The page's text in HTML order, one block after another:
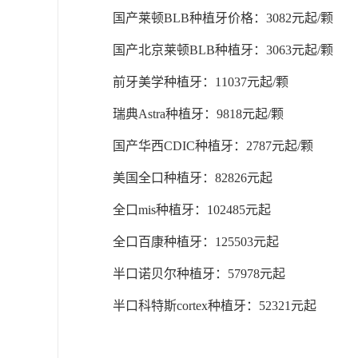
国产莱顿BLB种植牙价格：3082元起/颗
国产北京莱顿BLB种植牙：3063元起/颗
前牙美学种植牙：11037元起/颗
瑞典Astra种植牙：9818元起/颗
国产华西CDIC种植牙：2787元起/颗
美国全口种植牙：82826元起
全口mis种植牙：102485元起
全口百康种植牙：125503元起
半口诺贝尔种植牙：57978元起
半口科特斯cortex种植牙：52321元起